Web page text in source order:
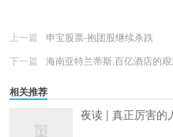
上一篇
申宝股票-抱团股继续杀跌
下一篇
海南亚特兰蒂斯,百亿酒店的
相关推荐
夜读 | 真正厉害的